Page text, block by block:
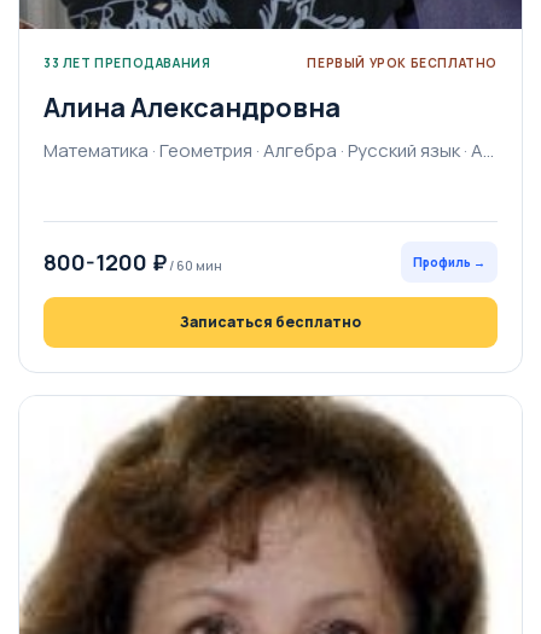
33 ЛЕТ ПРЕПОДАВАНИЯ ПЕРВЫЙ УРОК БЕСПЛАТНО
Алина Александровна
Математика · Геометрия · Алгебра · Русский язык · Английский язык · География · Начальная школа · Рисование
800-1200 ₽ / 60 мин Профиль →
Записаться бесплатно